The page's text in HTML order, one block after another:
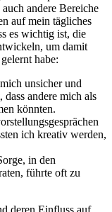
andere Bereiche
auf⁤ mein tägliches
es wichtig ist, die
um damit
habe:
unsicher und
andere mich als
könnten.
ich kreativ werden,
in den
‍führte oft zu